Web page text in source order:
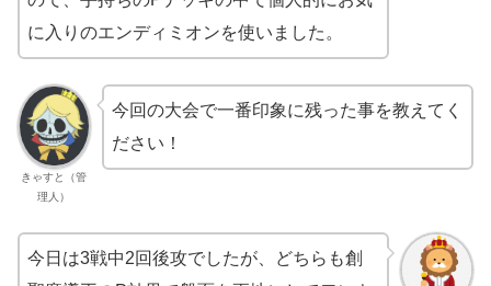
に入りのエンディミオンを使いました。
きゃすと（管
理人）
今回の大会で一番印象に残った事を教えてく
ださい！
今日は3戦中2回後攻でしたが、どちらも創